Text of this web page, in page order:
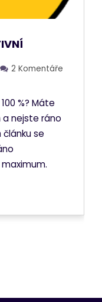
2 Komentáře
%? Máte
nejste ráno
se